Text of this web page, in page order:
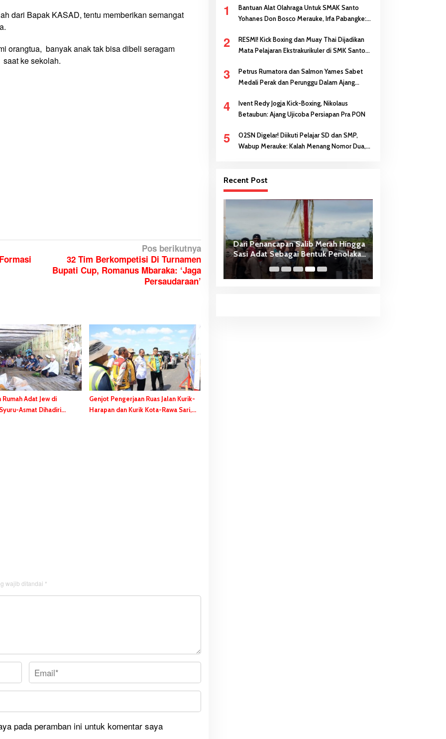
dari Bapak KASAD, tentu memberikan semangat
orangtua, banyak anak tak bisa dibeli seragam
ke sekolah.
Pos berikutnya
32 Tim Berkompetisi Di Turnamen
Bupati Cup, Romanus Mbaraka: ‘Jaga
Persaudaraan’
Rumah Adat Jew di
Asmat Dihadiri
Genjot Pengerjaan Ruas Jalan Kurik-
Harapan dan Kurik Kota-Rawa Sari,
wajib ditandai *
pada peramban ini untuk komentar saya
1
Bantuan Alat Olahraga Untuk SMAK Santo
Yohanes Don Bosco Merauke, Irfa Pabangke:
2
RESMI! Kick Boxing dan Muay Thai Dijadikan
Mata Pelajaran Ekstrakurikuler di SMK Santo
3
Petrus Rumatora dan Salmon Yames Sabet
Medali Perak dan Perunggu Dalam Ajang
4
Ivent Redy Jogja Kick-Boxing, Nikolaus
Betaubun: Ajang Ujicoba Persiapan Pra PON
5
O2SN Digelar! Diikuti Pelajar SD dan SMP,
Wabup Merauke: Kalah Menang Nomor Dua,
Recent Post
Merah Putih
ABK Jatuh ke Sungai Maro-Merauke,
Tim SAR Bergerak Lakukan Pencarian
Dari Penancapan Salib Merah Hingga
Sasi Adat Sebagai Bentuk Penolakan
PSN